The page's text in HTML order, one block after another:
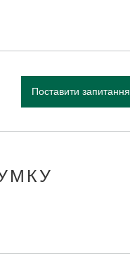
Поставити запитання